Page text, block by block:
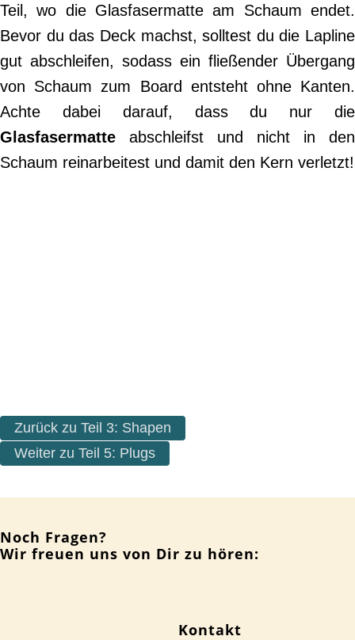
Teil, wo die Glasfasermatte am Schaum endet.
Bevor du das Deck machst, solltest du die Lapline
gut abschleifen, sodass ein fließender Übergang
von Schaum zum Board entsteht ohne Kanten.
Achte dabei darauf, dass du nur die
Glasfasermatte abschleifst und nicht in den
Schaum reinarbeitest und damit den Kern verletzt!
Zurück zu Teil 3: Shapen
Weiter zu Teil 5: Plugs
Noch Fragen?
Wir freuen uns von Dir zu hören:
Kontakt